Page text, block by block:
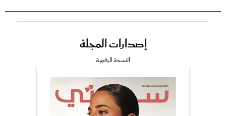
إصدارات المجلة
النسخة الرقمية
جمال
صحة ورشاقة